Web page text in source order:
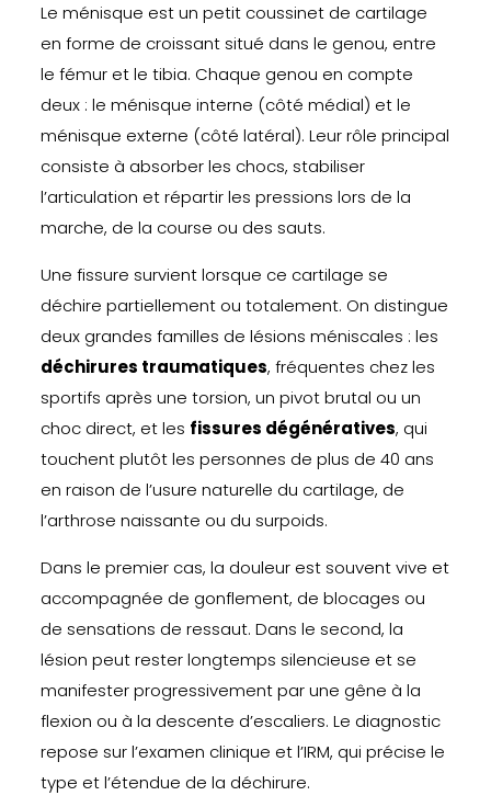
Le ménisque est un petit coussinet de cartilage
en forme de croissant situé dans le genou, entre
le fémur et le tibia. Chaque genou en compte
deux : le ménisque interne (côté médial) et le
ménisque externe (côté latéral). Leur rôle principal
consiste à absorber les chocs, stabiliser
l’articulation et répartir les pressions lors de la
marche, de la course ou des sauts.
Une fissure survient lorsque ce cartilage se
déchire partiellement ou totalement. On distingue
deux grandes familles de lésions méniscales : les
déchirures traumatiques, fréquentes chez les
sportifs après une torsion, un pivot brutal ou un
choc direct, et les fissures dégénératives, qui
touchent plutôt les personnes de plus de 40 ans
en raison de l’usure naturelle du cartilage, de
l’arthrose naissante ou du surpoids.
Dans le premier cas, la douleur est souvent vive et
accompagnée de gonflement, de blocages ou
de sensations de ressaut. Dans le second, la
lésion peut rester longtemps silencieuse et se
manifester progressivement par une gêne à la
flexion ou à la descente d’escaliers. Le diagnostic
repose sur l’examen clinique et l’IRM, qui précise le
type et l’étendue de la déchirure.